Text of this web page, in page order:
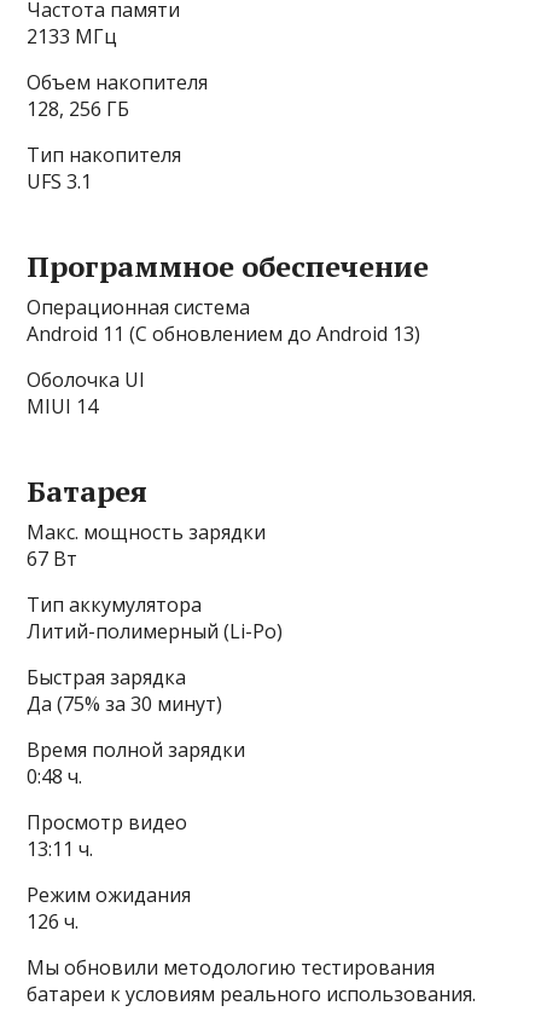
Частота памяти
2133 МГц
Объем накопителя
128, 256 ГБ
Тип накопителя
UFS 3.1
Программное обеспечение
Операционная система
Android 11 (С обновлением до Android 13)
Оболочка UI
MIUI 14
Батарея
Макс. мощность зарядки
67 Вт
Тип аккумулятора
Литий-полимерный (Li-Po)
Быстрая зарядка
Да (75% за 30 минут)
Время полной зарядки
0:48 ч.
Просмотр видео
13:11 ч.
Режим ожидания
126 ч.
Мы обновили методологию тестирования
батареи к условиям реального использования.